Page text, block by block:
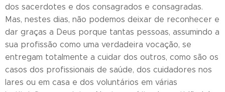
dos sacerdotes e dos consagrados e consagradas.
Mas, nestes dias, não podemos deixar de reconhecer e
dar graças a Deus porque tantas pessoas, assumindo a
sua profissão como uma verdadeira vocação, se
entregam totalmente a cuidar dos outros, como são os
casos dos profissionais de saúde, dos cuidadores nos
lares ou em casa e dos voluntários em várias